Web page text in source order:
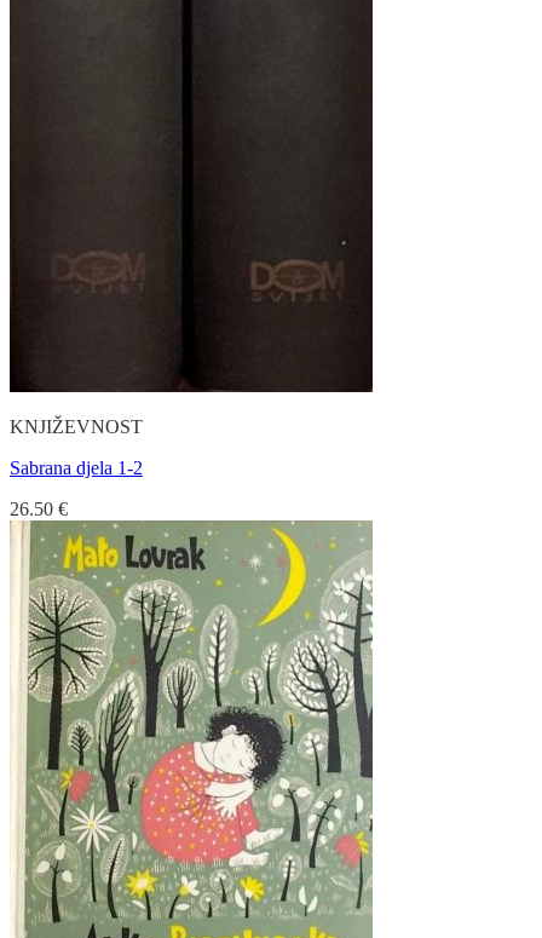
KNJIŽEVNOST
Sabrana djela 1-2
26.50 €